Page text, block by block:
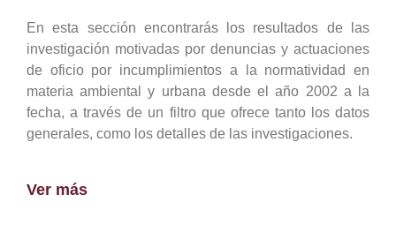
En esta sección encontrarás los resultados de las
investigación motivadas por denuncias y actuaciones
de oficio por incumplimientos a la normatividad en
materia ambiental y urbana desde el año 2002 a la
fecha, a través de un filtro que ofrece tanto los datos
generales, como los detalles de las investigaciones.
Ver más